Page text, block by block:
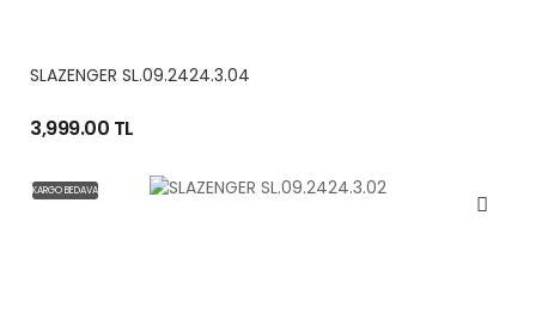
SLAZENGER SL.09.2424.3.04
3,999.00 TL
KARGO BEDAVA